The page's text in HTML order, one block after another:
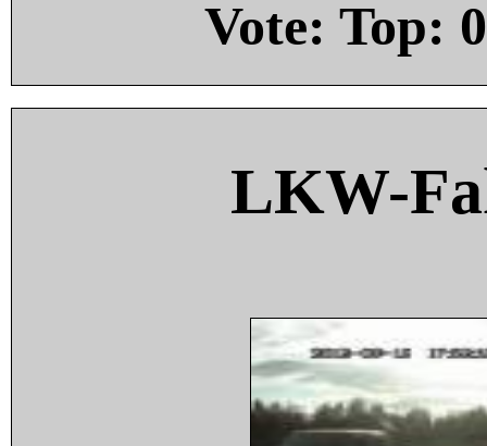
Vote: Top: 0
LKW-